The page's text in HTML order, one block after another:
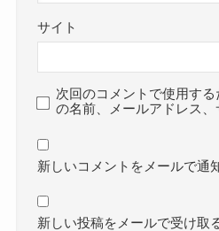
サイト
次回のコメントで使用す
の名前、メールアドレス、
新しいコメントをメールで通
新しい投稿をメールで受け取